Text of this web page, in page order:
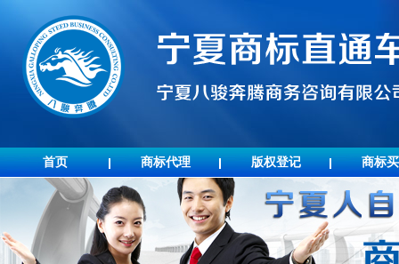
首页 商标代理 版权登记 商标